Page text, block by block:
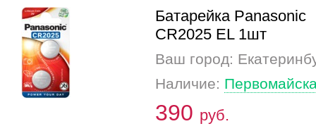
Батарейка Panasonic
CR2025 EL 1шт
Ваш город:
Наличие:
390 руб.